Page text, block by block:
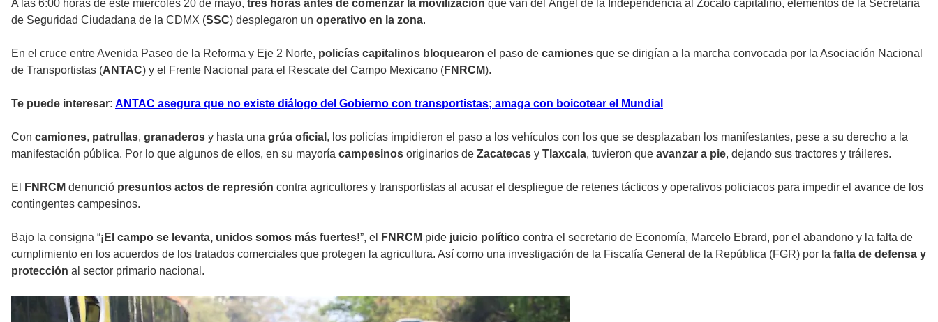
A las 6:00 horas de este miércoles 20 de mayo, tres horas antes de comenzar la movilización que van del Ángel de la Independencia al Zócalo capitalino, elementos de la Secretaría
de Seguridad Ciudadana de la CDMX (SSC) desplegaron un operativo en la zona.
En el cruce entre Avenida Paseo de la Reforma y Eje 2 Norte, policías capitalinos bloquearon el paso de camiones que se dirigían a la marcha convocada por la Asociación Nacional
de Transportistas (ANTAC) y el Frente Nacional para el Rescate del Campo Mexicano (FNRCM).
Te puede interesar: ANTAC asegura que no existe diálogo del Gobierno con transportistas; amaga con boicotear el Mundial
Con camiones, patrullas, granaderos y hasta una grúa oficial , los policías impidieron el paso a los vehículos con los que se desplazaban los manifestantes, pese a su derecho a la
manifestación pública. Por lo que algunos de ellos, en su mayoría campesinos originarios de Zacatecas y Tlaxcala, tuvieron que avanzar a pie, dejando sus tractores y tráileres.
El FNRCM denunció presuntos actos de represión contra agricultores y transportistas al acusar el despliegue de retenes tácticos y operativos policiacos para impedir el avance de los
contingentes campesinos.
Bajo la consigna “¡El campo se levanta, unidos somos más fuertes!”, el FNRCM pide juicio político contra el secretario de Economía, Marcelo Ebrard, por el abandono y la falta de
cumplimiento en los acuerdos de los tratados comerciales que protegen la agricultura. Así como una investigación de la Fiscalía General de la República (FGR) por la falta de defensa y
protección al sector primario nacional.